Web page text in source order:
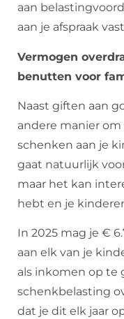
aan
aan je afspraak
Vermogen
benutten voor
Naast giften aan
andere manier
schenken aan je
gaat natuurlijk
maar het kan
hebt en je
In 2025 mag je €
aan elk van je
als inkomen op te
schenkbelasting
dat je dit elk jaar